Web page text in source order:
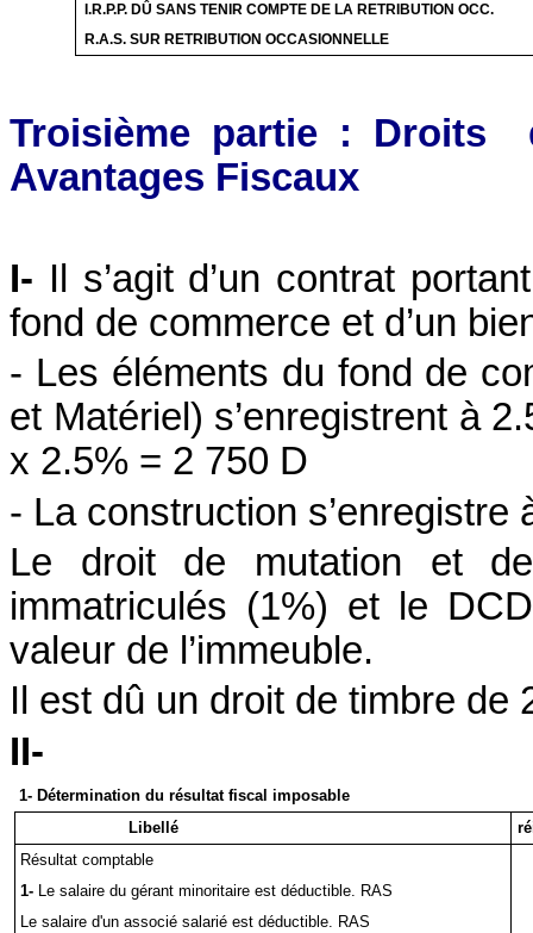
I.R.P.P. DÛ SANS TENIR COMPTE DE LA RETRIBUTIONOCC.
R.A.S. SUR RETRIBUTION OCCASIONNELLE
Troisième partie : Droits
Avantages Fiscaux
I- Il s’agit d’un contrat
fond de commerce et d’un
- Les éléments du fond de
et Matériel) s’enregistrent à
x 2.5% = 2 750 D
- La construction s’enregistre
Le droit de mutation et
immatriculés (1%) et le
valeur de l’immeuble.
Il est dû un droit de timbre de
II-
1- Détermination du résultat fiscal imposable
Libellé
Résultat comptable
1- Le salaire du gérant minoritaire est déductible. RAS
Le salaire d'un associé salarié est déductible. RAS